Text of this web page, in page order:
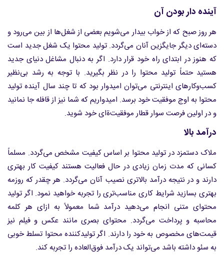
آینده دار بودن آن
هر روز صبح که از خواب بیدار می‌شویم بعضی از شغل‌ها از بین می‌رود و
دسته‌ای دیگر جایگزین آنان می‌گردد. تولید محتوا یک شغل جدید است
که هنوز در ابتدای راه خود قرار دارد. اگر به دنبال مشاغل دنیای جدید
هستید حتماً تولید محتوا را در نظر بگیرید. با توجه به رشد بی‌نظیر
کسب‌وکارهای اینترنتی می‌توان امیدوار بود که تا چند سال آینده تولید
محتوا به اوج موفقیت خود برسد. امیدواریم که شما نیز از قافله جا نمانید
و در اولین فرصت سوار قطار موفقیت‌ةای خود شوید.
درآمد بالا
ملاک دستمزد در تولید محتوا بر اساس کیفیت مشخص می‌گردد. مسلماً
کسانی که مدت زمان زیادی در حال فعالیت هستند کیفیت کار بهتری
دارند و در نتیجه درآمد بالاتری نصیب آنان می‌گردد. هر چقدر که روزمه
بهتری بسازید شرایط کاری مناسب‌تری را تجربه خواهید نمود. اگر تولید
محتوای متنی انجام می‌دهید درآمد شما معمولاً به ازای هر کلمه
محاسبه و پرداخت می‌گردد. محتوای بصری مانند عکس و فیلم نیز
قیمت‌های مخصوص به خود را دارند. اگر تولیدکننده محتوا تسلط خوبی
به سئو داشته باشد می‌تواند یک درآمد فوق‌العاده را تجربه کند.